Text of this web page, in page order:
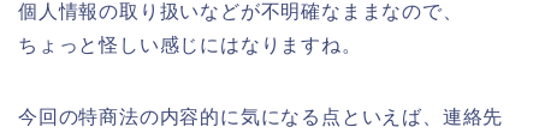
個人情報の取り扱いなどが不明確なままなので、
ちょっと怪しい感じにはなりますね。
今回の特商法の内容的に気になる点といえば、連絡先